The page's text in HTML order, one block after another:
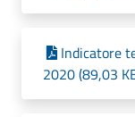
Indicatore
2020 (89,03